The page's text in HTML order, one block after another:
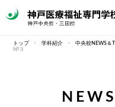
トップ 学科紹介 中央校NEWS＆
№３